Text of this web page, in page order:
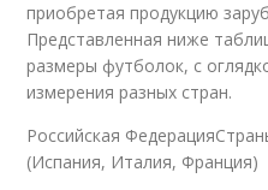
приобретая продукцию
Представленная ниже
размеры футболок, с
измерения разных стран.
Российская
(Испания, Италия, Франция)